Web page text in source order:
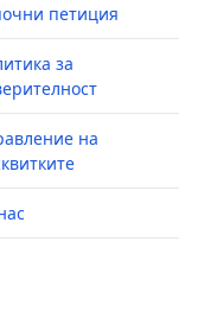
петиция
за
на